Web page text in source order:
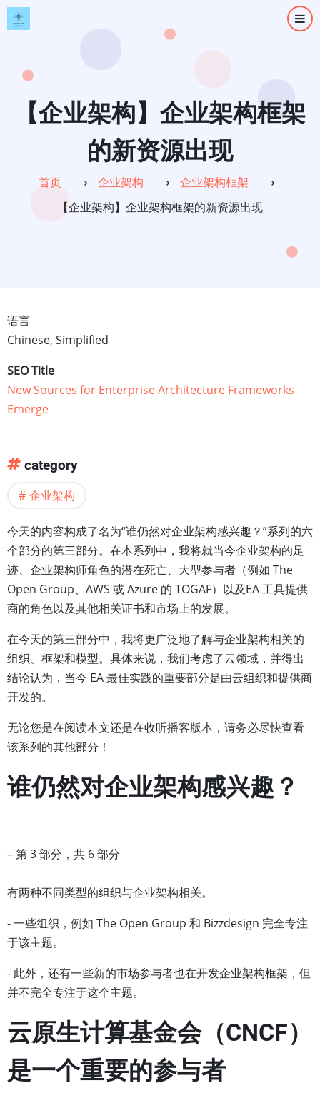
跳
转
【企业架构】企业架构框架
的新资源出现
首页 ⟶ 企业架构 ⟶ 企业架构框架
⟶
【企业架构】企业架构框架的新资源出现
语言
Chinese, Simplified
SEO Title
New Sources for Enterprise Architecture Frameworks
Emerge
category
企业架构
今天的内容构成了名为“谁仍然对企业架构感兴趣？”系列的六
个部分的第三部分。在本系列中，我将就当今企业架构的足
迹、企业架构师角色的潜在死亡、大型参与者（例如 The
Open Group、AWS 或 Azure 的 TOGAF）以及EA 工具提供
商的角色以及其他相关证书和市场上的发展。
在今天的第三部分中，我将更广泛地了解与企业架构相关的
组织、框架和模型。具体来说，我们考虑了云领域，并得出
结论认为，当今 EA 最佳实践的重要部分是由云组织和提供商
开发的。
无论您是在阅读本文还是在收听播客版本，请务必尽快查看
该系列的其他部分！
谁仍然对企业架构感兴趣？
– 第 3 部分，共 6 部分
有两种不同类型的组织与企业架构相关。
- 一些组织，例如 The Open Group 和 Bizzdesign 完全专注
于该主题。
- 此外，还有一些新的市场参与者也在开发企业架构框架，但
并不完全专注于这个主题。
云原生计算基金会（CNCF）
是一个重要的参与者